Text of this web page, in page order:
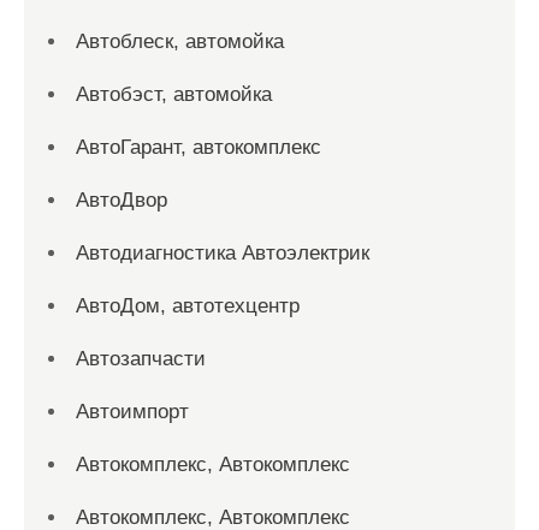
Автоблеск, автомойка
Автобэст, автомойка
АвтоГарант, автокомплекс
АвтоДвор
Автодиагностика Автоэлектрик
АвтоДом, автотехцентр
Автозапчасти
Автоимпорт
Автокомплекс, Автокомплекс
Автокомплекс, Автокомплекс